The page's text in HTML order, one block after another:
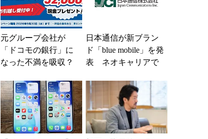
元グループ会社が
「ドコモの銀行」に
なった不満を吸収？
BIの銀行」として最
大5....
日本通信が新ブラン
ド「blue mobile」を発
表 ネオキャリアで